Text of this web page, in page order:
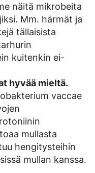
näitä mikrobeita
Mm. härmät ja
tällaisista
kuitenkin ei-
hyvää mieltä.
vaccae
mullasta
hengitysteihin
mullan kanssa.